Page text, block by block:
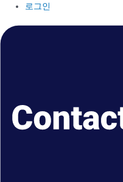
로그인